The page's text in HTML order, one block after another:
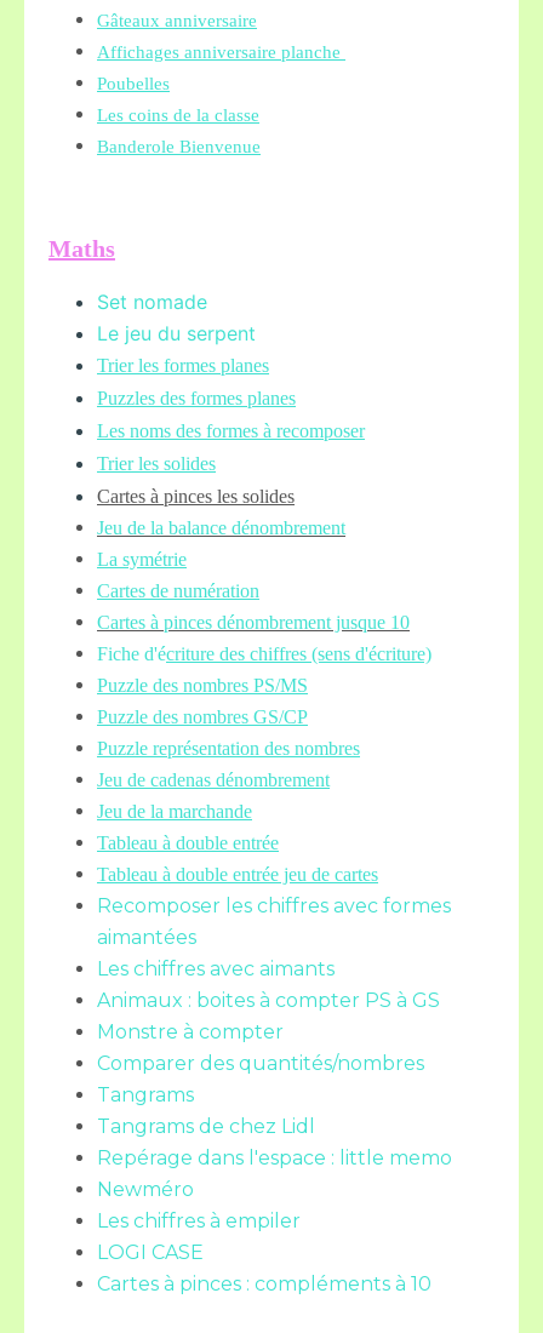
Gâteaux anniversaire
Affichages anniversaire planche
Poubelles
Les coins de la classe
Banderole Bienvenue
Maths
Set nomade
Le jeu du serpent
Trier les formes planes
Puzzles des formes planes
Les noms des formes à recomposer
Trier les solides
Cartes à pinces les solides
Jeu de la balance dénombrement
La symétrie
Cartes de numération
Cartes à pinces dénombrement jusque 10
Fiche d'écriture des chiffres (sens d'écriture)
Puzzle des nombres PS/MS
Puzzle des nombres GS/CP
Puzzle représentation des nombres
Jeu de cadenas dénombrement
Jeu de la marchande
Tableau à double entrée
Tableau à double entrée jeu de cartes
Recomposer les chiffres avec formes
aimantées
Les chiffres avec aimants
Animaux : boites à compter PS à GS
Monstre à compter
Comparer des quantités/nombres
Tangrams
Tangrams de chez Lidl
Repérage dans l'espace : little memo
Newméro
Les chiffres à empiler
LOGI CASE
Cartes à pinces : compléments à 10